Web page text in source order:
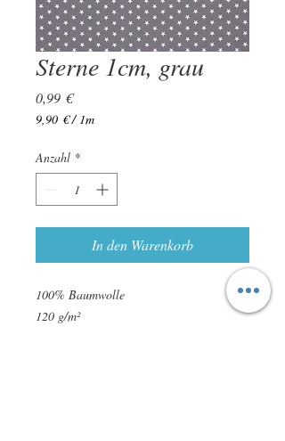
Sterne 1cm, grau
0,99 €Preis
9,90 € /1m
pro
1
Anzahl *
In den Warenkorb
100% Baumwolle
120 g/m²